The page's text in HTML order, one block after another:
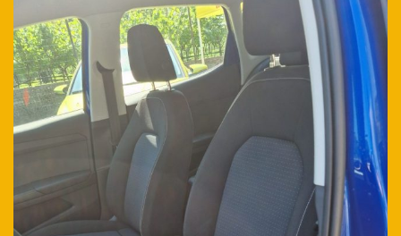
Ho letto e accettol'informativa privacy
Acconsento al trattamento dei miei dati per finalità di
Invia